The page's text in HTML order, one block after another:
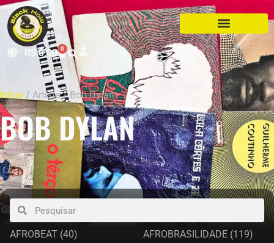
R$0,00 0
Início / Artista / Bob Dylan
BOB DYLAN
AFROBEAT (40) AFROBRASILIDADE (119)